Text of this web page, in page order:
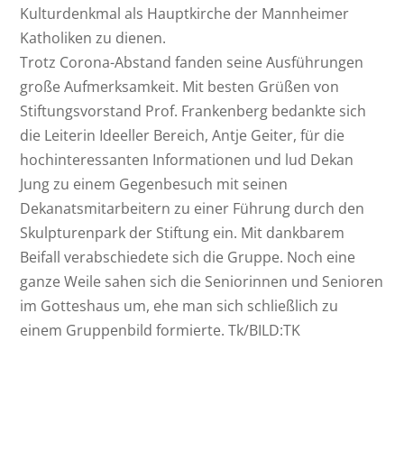
Kulturdenkmal als Hauptkirche der Mannheimer
Katholiken zu dienen.
Trotz Corona-Abstand fanden seine Ausführungen
große Aufmerksamkeit. Mit besten Grüßen von
Stiftungsvorstand Prof. Frankenberg bedankte sich
die Leiterin Ideeller Bereich, Antje Geiter, für die
hochinteressanten Informationen und lud Dekan
Jung zu einem Gegenbesuch mit seinen
Dekanatsmitarbeitern zu einer Führung durch den
Skulpturenpark der Stiftung ein. Mit dankbarem
Beifall verabschiedete sich die Gruppe. Noch eine
ganze Weile sahen sich die Seniorinnen und Senioren
im Gotteshaus um, ehe man sich schließlich zu
einem Gruppenbild formierte. Tk/BILD:TK